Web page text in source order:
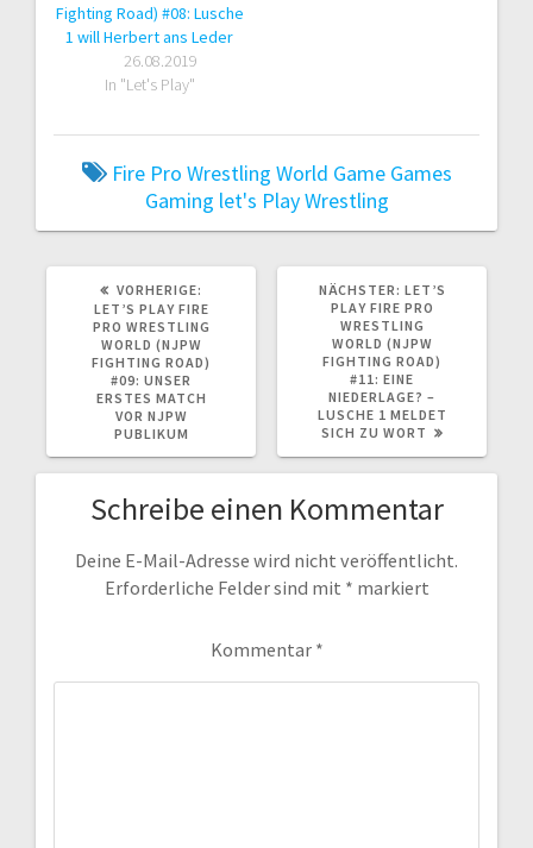
Fighting Road) #08: Lusche
1 will Herbert ans Leder
26.08.2019
In "Let's Play"
Fire Pro Wrestling World Game Games
Gaming let's PlayWrestling
VORHERIGE:
BEITRAG:
LET’S PLAY FIRE
PRO WRESTLING
WORLD (NJPW
FIGHTING ROAD)
#09: UNSER
ERSTES MATCH
VOR NJPW
PUBLIKUM
NÄCHSTER: NÄCHSTER
BEITRAG:
LET’S
PLAY FIRE PRO
WRESTLING
WORLD (NJPW
FIGHTING ROAD)
#11: EINE
NIEDERLAGE? –
LUSCHE 1 MELDET
SICH ZU WORT
Schreibe einen Kommentar
Deine E-Mail-Adresse wird nicht veröffentlicht.
Erforderliche Felder sind mit * markiert
Kommentar *